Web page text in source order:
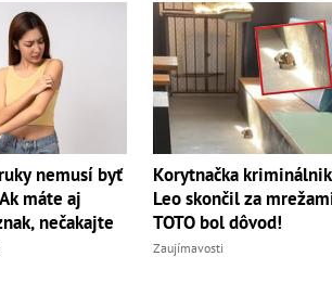
nemusí byť
máte aj
nečakajte
Korytnačka
Leo skončil za
TOTO bol dôvod!
Zaujímavosti